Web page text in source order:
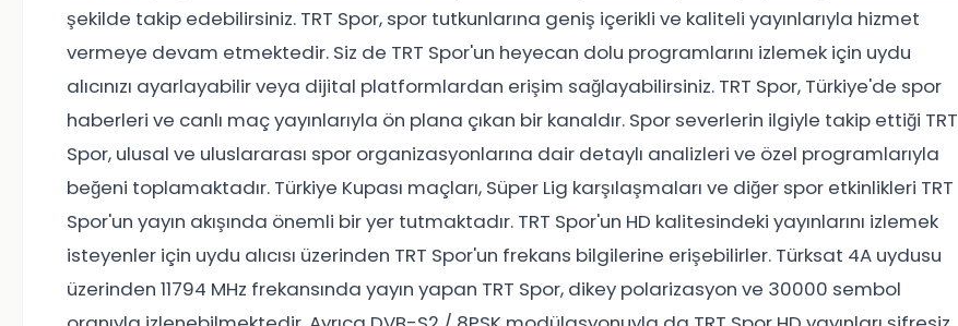
şekilde takip edebilirsiniz. TRT Spor, spor tutkunlarına geniş içerikli ve kaliteli yayınlarıyla hizmet
vermeye devam etmektedir. Siz de TRT Spor'un heyecan dolu programlarını izlemek için uydu
alıcınızı ayarlayabilir veya dijital platformlardan erişim sağlayabilirsiniz. TRT Spor, Türkiye'de spor
haberleri ve canlı maç yayınlarıyla ön plana çıkan bir kanaldır. Spor severlerin ilgiyle takip ettiği TRT
Spor, ulusal ve uluslararası spor organizasyonlarına dair detaylı analizleri ve özel programlarıyla
beğeni toplamaktadır. Türkiye Kupası maçları, Süper Lig karşılaşmaları ve diğer spor etkinlikleri TRT
Spor'un yayın akışında önemli bir yer tutmaktadır. TRT Spor'un HD kalitesindeki yayınlarını izlemek
isteyenler için uydu alıcısı üzerinden TRT Spor'un frekans bilgilerine erişebilirler. Türksat 4A uydusu
üzerinden 11794 MHz frekansında yayın yapan TRT Spor, dikey polarizasyon ve 30000 sembol